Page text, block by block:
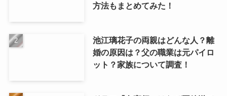
方法もまとめてみた！
池江璃花子の両親はどんな人？離
婚の原因は？父の職業は元パイロ
ット？家族について調査！